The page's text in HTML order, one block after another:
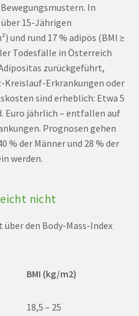
In
15-Jährigen
und rund 17 % adipös (BMI ≥
Todesfälle in Österreich
zurückgeführt,
Kreislauf-Erkrankungen oder
sind erheblich: Etwa 5
Euro jährlich – entfallen auf
Prognosen gehen
% der Männer und 28 % der
werden.
nicht
den Body-Mass-Index
BMI (kg/m2)
18,5 – 25